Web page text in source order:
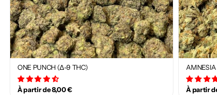
ONE PUNCH (Δ-9 THC)
À partir de 8,00 € À partir